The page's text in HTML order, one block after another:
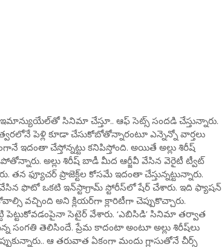
సినిమా చేస్తూ.. ఆఫ్ సెట్స్ సందడి చేస్తున్నారు.
పెళ్లి కూడా చేసుకోబోతోన్నారంటూ ఎన్నెన్నో వార్తలు
చేస్తోన్నట్టు కనిపిస్తోంది. అయితే అల్లు శిరీష్
అల్లు శిరీష్ బాడీ మీద ఆర్జీవీ వేసిన వెరైటీ ట్వీట్
ఫ్యూచర్ ప్రాజెక్ట్‌ల కోసమే ఇదంతా చేస్తున్నట్టున్నారు.
ఫొటో ఒకటి ఇన్‌స్టాగ్రామ్‌ స్టోరీస్‌లో షేర్‌ చేశారు. ఇది ఫ్యాషన్‌
వచ్చింది అని క్లియర్‌గా క్లారిటీగా చెప్పుకొచ్చారు.
సెటైర్ వేశారు. ‘ఎబిసిడి’ సినిమా తర్వాత
సంగతి తెలిసిందే. ప్రేమ కాదంటా అంటూ అల్లు శిరీష్‌లు
ఆ తరువాత ఏకంగా మందు గ్లాసుతోనే చీర్స్